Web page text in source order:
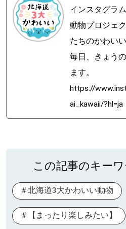
インスタグラ
動物プロジェ
たちのかわい
毎日、きょう
ます。
https://
ai_kawaii/?hl=ja
この記事のキー
北海道3大かわいい動物
【まったり楽しみたい】